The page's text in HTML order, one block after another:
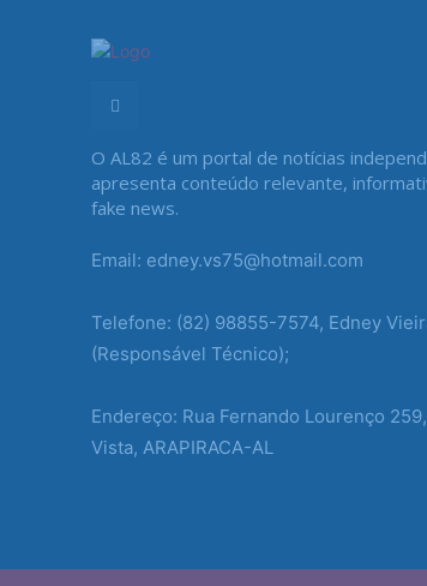
O AL82 é um portal de notícias
apresenta conteúdo relevante,
fake news.
Email: edney.vs75@hotmail.com
Telefone: (82) 98855-7574, Edney
(Responsável Técnico);
Endereço: Rua Fernando Lourenço
Vista, ARAPIRACA-AL